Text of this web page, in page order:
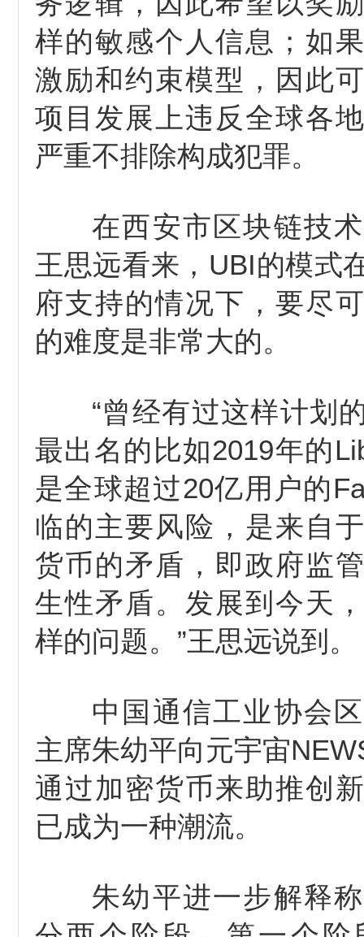
样的敏感个人信息；如
激励和约束模型，因此
项目发展上违反全球各
严重不排除构成犯罪。
在西安市区块链技
王思远看来，UBI的模式
府支持的情况下，要尽
的难度是非常大的。
“曾经有过这样计划
最出名的比如2019年的
是全球超过20亿用户的
临的主要风险，是来自
货币的矛盾，即政府监
生性矛盾。发展到今天
样的问题。”王思远说到。
中国通信工业协会
主席朱幼平向元宇宙
通过加密货币来助推创
已成为一种潮流。
朱幼平进一步解释